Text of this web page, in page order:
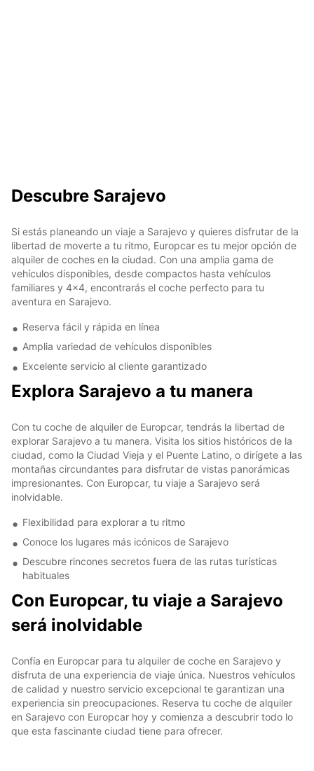
Descubre Sarajevo
Si estás planeando un viaje a Sarajevo y quieres disfrutar de la
libertad de moverte a tu ritmo, Europcar es tu mejor opción de
alquiler de coches en la ciudad. Con una amplia gama de
vehículos disponibles, desde compactos hasta vehículos
familiares y 4x4, encontrarás el coche perfecto para tu
aventura en Sarajevo.
Reserva fácil y rápida en línea
Amplia variedad de vehículos disponibles
Excelente servicio al cliente garantizado
Explora Sarajevo a tu manera
Con tu coche de alquiler de Europcar, tendrás la libertad de
explorar Sarajevo a tu manera. Visita los sitios históricos de la
ciudad, como la Ciudad Vieja y el Puente Latino, o dirígete a las
montañas circundantes para disfrutar de vistas panorámicas
impresionantes. Con Europcar, tu viaje a Sarajevo será
inolvidable.
Flexibilidad para explorar a tu ritmo
Conoce los lugares más icónicos de Sarajevo
Descubre rincones secretos fuera de las rutas turísticas
habituales
Con Europcar, tu viaje a Sarajevo
será inolvidable
Confía en Europcar para tu alquiler de coche en Sarajevo y
disfruta de una experiencia de viaje única. Nuestros vehículos
de calidad y nuestro servicio excepcional te garantizan una
experiencia sin preocupaciones. Reserva tu coche de alquiler
en Sarajevo con Europcar hoy y comienza a descubrir todo lo
que esta fascinante ciudad tiene para ofrecer.